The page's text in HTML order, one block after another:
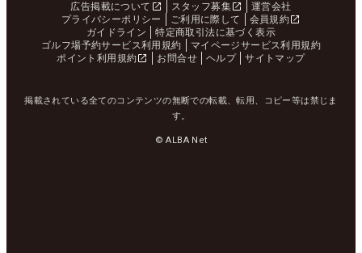
広告掲載について スタッフ募集
運営会社
プライバシーポリシー
ご利用に際して
会員規約
ガイドライン
特定商取引法に基づく表示
ゴルフ場予約サービス利用規約
マイページサービス利用規約
ポイント利用規約
お問合せ ヘルプ サイトマップ
掲載されている全てのコンテンツの無断での転載、転用、コピー等は禁じま
す。
© ALBA Net